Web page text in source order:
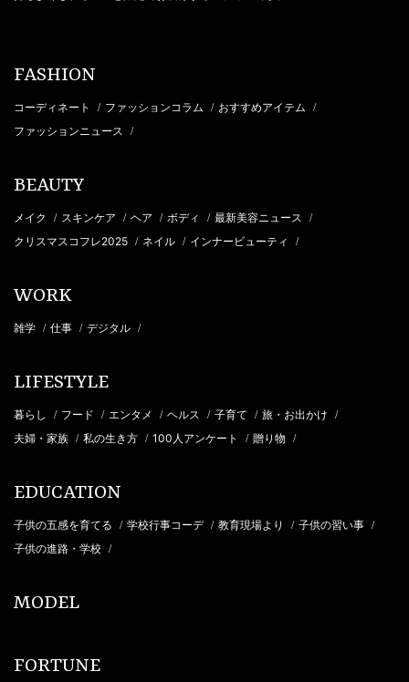
FASHION
コーディネート / ファッションコラム / おすすめアイテム /
ファッションニュース /
BEAUTY
メイク / スキンケア / ヘア / ボディ / 最新美容ニュース /
クリスマスコフレ2025 / ネイル / インナービューティ /
WORK
雑学 / 仕事 / デジタル /
LIFESTYLE
暮らし / フード / エンタメ / ヘルス / 子育て / 旅・お出かけ /
夫婦・家族 / 私の生き方 / 100人アンケート / 贈り物 /
EDUCATION
子供の五感を育てる / 学校行事コーデ / 教育現場より / 子供の習い事 /
子供の進路・学校 /
MODEL
FORTUNE